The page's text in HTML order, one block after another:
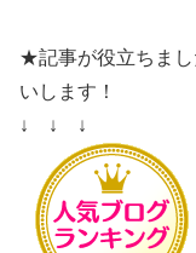
★記事が役立ちまし
いします！
↓ ↓ ↓